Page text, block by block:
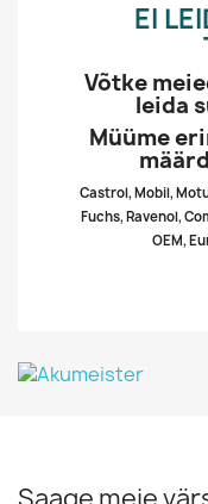
EI
Võtke
leida
Müüme
Castrol, Mobil,
Fuchs, Ravenol,
OEM,